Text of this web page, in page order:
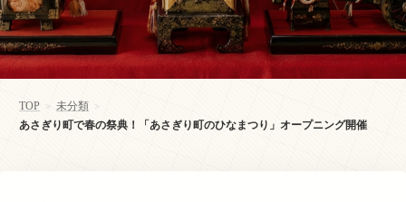
TOP > 未分類 >
あさぎり町で春の祭典！「あさぎり町のひなまつり」オープニング開催